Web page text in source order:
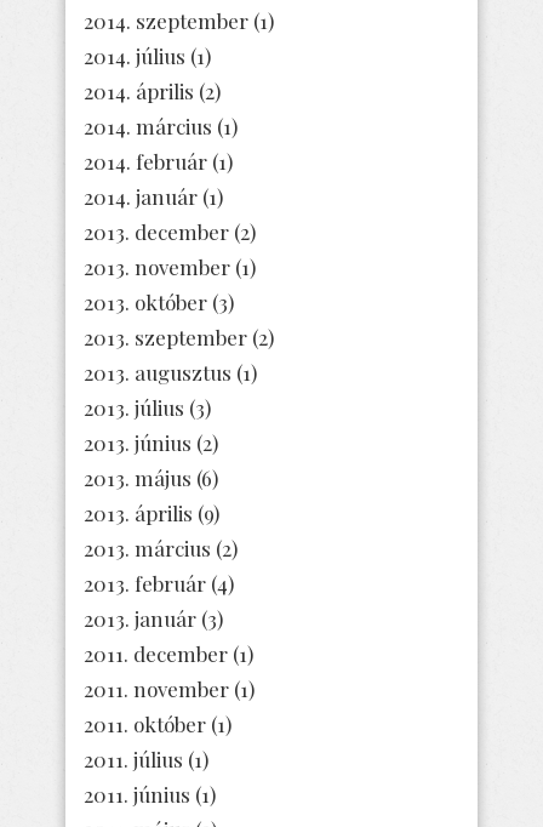
2014. szeptember (1)
2014. július (1)
2014. április (2)
2014. március (1)
2014. február (1)
2014. január (1)
2013. december (2)
2013. november (1)
2013. október (3)
2013. szeptember (2)
2013. augusztus (1)
2013. július (3)
2013. június (2)
2013. május (6)
2013. április (9)
2013. március (2)
2013. február (4)
2013. január (3)
2011. december (1)
2011. november (1)
2011. október (1)
2011. július (1)
2011. június (1)